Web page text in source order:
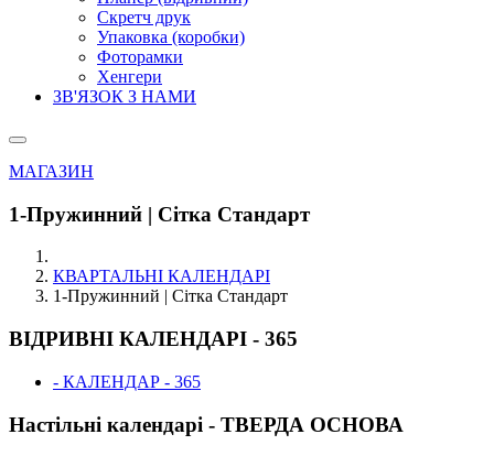
Скретч друк
Упаковка (коробки)
Фоторамки
Хенгери
ЗВ'ЯЗОК З НАМИ
МАГАЗИН
1-Пружинний | Сітка Стандарт
КВАРТАЛЬНІ КАЛЕНДАРІ
1-Пружинний | Сітка Стандарт
ВІДРИВНІ КАЛЕНДАРІ - 365
- КАЛЕНДАР - 365
Настільні календарі - ТВЕРДА ОСНОВА